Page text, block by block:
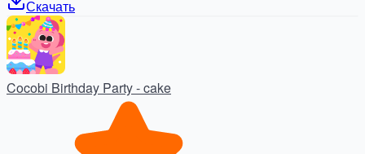
Скачать
Cocobi Birthday Party - cake